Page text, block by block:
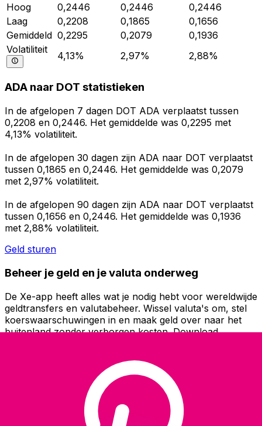
Hoog
0,2446 0,2446
0,2446
Laag
0,2208 0,1865
0,1656
Gemiddeld 0,2295 0,2079
0,1936
Volatiliteit
4,13% 2,97% 2,88%
ADA naar DOT statistieken
In de afgelopen 7 dagen DOT ADA verplaatst tussen
0,2208 en 0,2446. Het gemiddelde was 0,2295 met
4,13% volatiliteit.
In de afgelopen 30 dagen zijn ADA naar DOT verplaatst
tussen 0,1865 en 0,2446. Het gemiddelde was 0,2079
met 2,97% volatiliteit.
In de afgelopen 90 dagen zijn ADA naar DOT verplaatst
tussen 0,1656 en 0,2446. Het gemiddelde was 0,1936
met 2,88% volatiliteit.
Geld sturen
Beheer je geld en je valuta onderweg
De Xe-app heeft alles wat je nodig hebt voor wereldwijde
geldtransfers en valutabeheer. Wissel valuta's om, stel
koerswaarschuwingen in en maak geld over naar het
buitenland zonder verborgen kosten. Download